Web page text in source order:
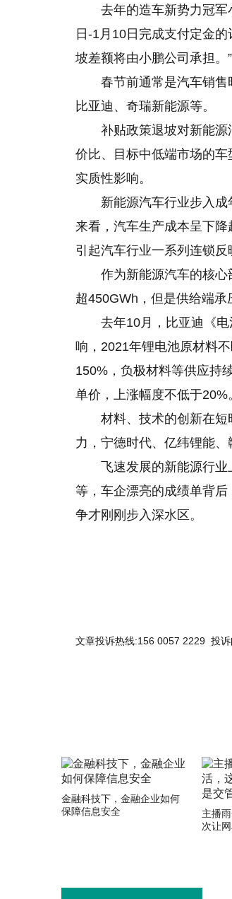
去年的造车新势力冠
日-1月10日完成支付定金
坡差额将由小鹏公司承担。”
春节前通常是汽车销
比亚迪、奇瑞新能源等。
补贴政策退坡对新能
价比、目标中低端市场的
实质性影响。
新能源汽车行业步入
来看，汽车生产成本呈下
引起汽车行业一系列连锁反
作为新能源汽车的核
超450GWh，但是供给端承
去年10月，比亚迪《
响，2021年锂电池原材料
150%，负极材料等供应持
单价，上涨幅度不低于20%
材料、技术的创新在
力，宁德时代、亿纬锂能
飞速发展的新能源行
等，车企漂亮的成绩单背
争才刚刚步入深水区。
文章投诉热线:156 0057 2229 投
金融科技下，金融企业如何
保障信息安全
主播
次让